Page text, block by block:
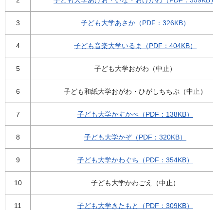
3 子ども大学あさか（PDF：326KB）
4 子ども音楽大学いるま（PDF：404KB）
5 子ども大学おがわ（中止）
6 子ども和紙大学おがわ・ひがしちちぶ（中止）
7 子ども大学かすかべ（PDF：138KB）
8 子ども大学かぞ（PDF：320KB）
9 子ども大学かわぐち（PDF：354KB）
10 子ども大学かわごえ（中止）
11 子ども大学きたもと（PDF：309KB）